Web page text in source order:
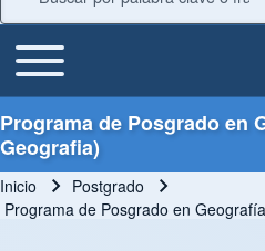
Main Menu
Toggle main menu
Programa de Posgrado en
Geografia)
Ruta de navegación
Inicio
Postgrado
Programa de Posgrado en